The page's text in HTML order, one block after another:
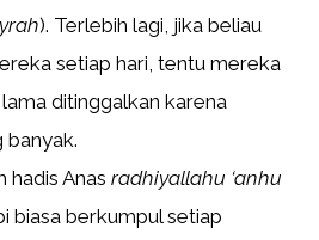
). Terlebih lagi, jika beliau
setiap hari, tentu mereka
ditinggalkan karena
banyak.
hadis Anas radhiyallahu ‘anhu
biasa berkumpul setiap